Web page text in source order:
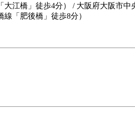
江橋」徒歩4分） / 大阪府大阪市中
「肥後橋」徒歩8分）